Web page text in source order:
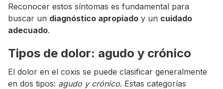
Reconocer estos síntomas es fundamental para
buscar un diagnóstico apropiado y un cuidado
adecuado.
Tipos de dolor: agudo y crónico
El dolor en el coxis se puede clasificar generalmente
en dos tipos: agudo y crónico. Estas categorías